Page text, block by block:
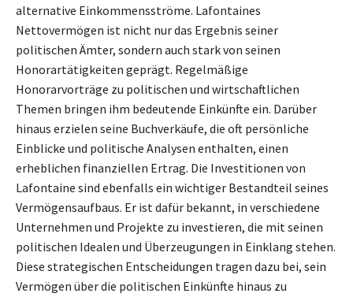
alternative Einkommensströme. Lafontaines
Nettovermögen ist nicht nur das Ergebnis seiner
politischen Ämter, sondern auch stark von seinen
Honorartätigkeiten geprägt. Regelmäßige
Honorarvorträge zu politischen und wirtschaftlichen
Themen bringen ihm bedeutende Einkünfte ein. Darüber
hinaus erzielen seine Buchverkäufe, die oft persönliche
Einblicke und politische Analysen enthalten, einen
erheblichen finanziellen Ertrag. Die Investitionen von
Lafontaine sind ebenfalls ein wichtiger Bestandteil seines
Vermögensaufbaus. Er ist dafür bekannt, in verschiedene
Unternehmen und Projekte zu investieren, die mit seinen
politischen Idealen und Überzeugungen in Einklang stehen.
Diese strategischen Entscheidungen tragen dazu bei, sein
Vermögen über die politischen Einkünfte hinaus zu